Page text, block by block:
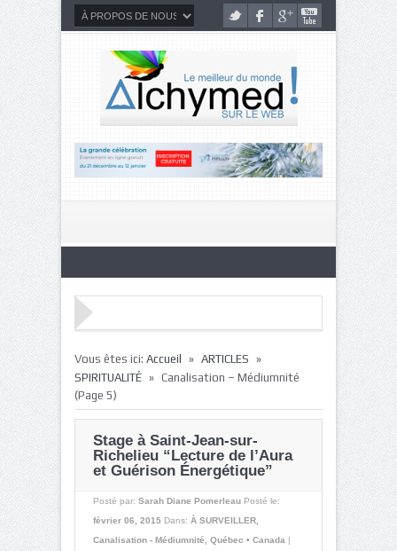
Vous êtes ici: Accueil » ARTICLES »
SPIRITUALITÉ » Canalisation – Médiumnité
(Page 5)
Stage à Saint-Jean-sur-
Richelieu “Lecture de l’Aura
et Guérison Énergétique”
Posté par: Sarah Diane Pomerleau Posté le:
février 06, 2015 Dans: À SURVEILLER
Canalisation - Médiumnité
Québec • Canada |